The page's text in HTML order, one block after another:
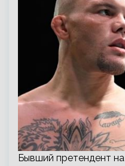
Бывший претендент